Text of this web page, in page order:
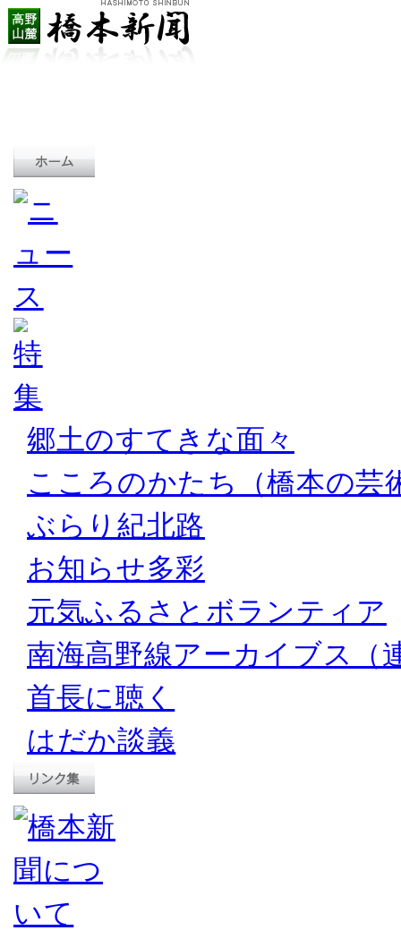
郷土のすてきな面々
こころのかたち（橋本の芸
ぶらり紀北路
お知らせ多彩
元気ふるさとボランティア
南海高野線アーカイブス（
首長に聴く
はだか談義